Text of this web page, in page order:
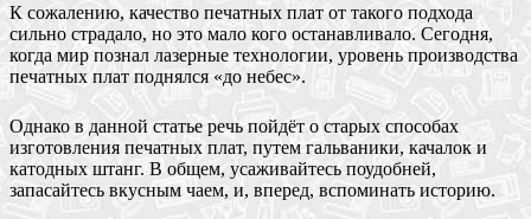
К сожалению, качество печатных плат от такого подхода
сильно страдало, но это мало кого останавливало. Сегодня,
когда мир познал лазерные технологии, уровень производства
печатных плат поднялся «до небес».
Однако в данной статье речь пойдёт о старых способах
изготовления печатных плат, путем гальваники, качалок и
катодных штанг. В общем, усаживайтесь поудобней,
запасайтесь вкусным чаем, и, вперед, вспоминать историю.